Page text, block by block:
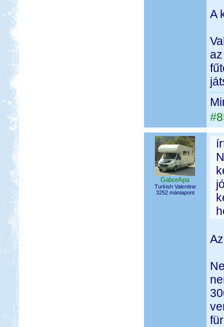
A
GaborApa
Turkish Valentine
3252 mániapont